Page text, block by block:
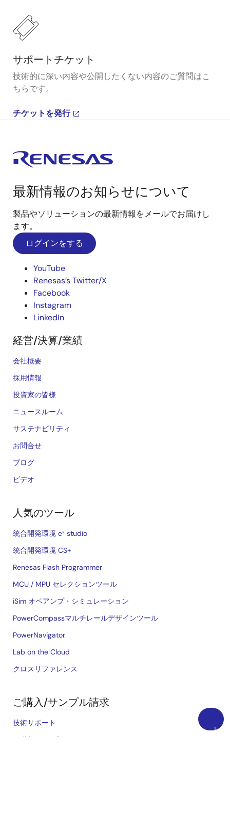
サポートチケット
技術的に深い内容や公開したくない内容のご質問はこ
ちらです。
チケットを発行
上
最新情報のお知らせについて
製品やソリューションの最新情報をメールでお届けし
ます。
ログインをする
YouTube
Renesas’s Twitter/X
Facebook
Instagram
LinkedIn
経営/決算/業績
会社概要
採用情報
投資家の皆様
ニュースルーム
サステナビリティ
お問合せ
ブログ
ビデオ
人気のツール
統合開発環境 e² studio
統合開発環境 CS+
Renesas Flash Programmer
MCU / MPU セレクションツール
iSim オペアンプ・シミュレーション
PowerCompassマルチレールデザインツール
PowerNavigator
Lab on the Cloud
クロスリファレンス
ご購入/サンプル請求
技術サポート
ご購入/サンプル